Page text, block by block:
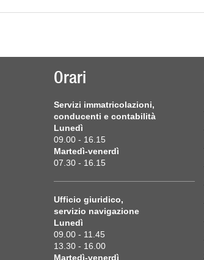
Orari
Servizi immatricolazioni,
conducenti e contabilità
Lunedì
09.00 - 16.15
Martedì-venerdì
07.30 - 16.15
Ufficio giuridico,
servizio navigazione
Lunedì
09.00 - 11.45
13.30 - 16.00
Martedì-venerdì